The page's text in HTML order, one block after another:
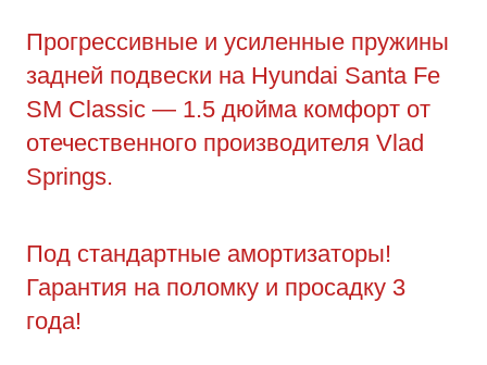
Прогрессивные и усиленные пружины
задней подвески на Hyundai Santa Fe
SM Classic — 1.5 дюйма комфорт от
отечественного производителя Vlad
Springs.
Под стандартные амортизаторы!
Гарантия на поломку и просадку 3
года!